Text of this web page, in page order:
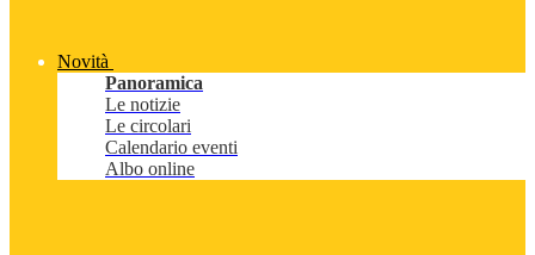
Novità
Panoramica
Le notizie
Le circolari
Calendario eventi
Albo online